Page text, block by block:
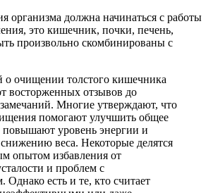
организма должна начинаться с работы
это кишечник, почки, печень,
произвольно скомбинированы с
очищении толстого кишечника
восторженных отзывов до
Многие утверждают, что
помогают улучшить общее
повышают уровень энергии и
веса. Некоторые делятся
опытом избавления от
и проблем с
Однако есть и те, кто считает